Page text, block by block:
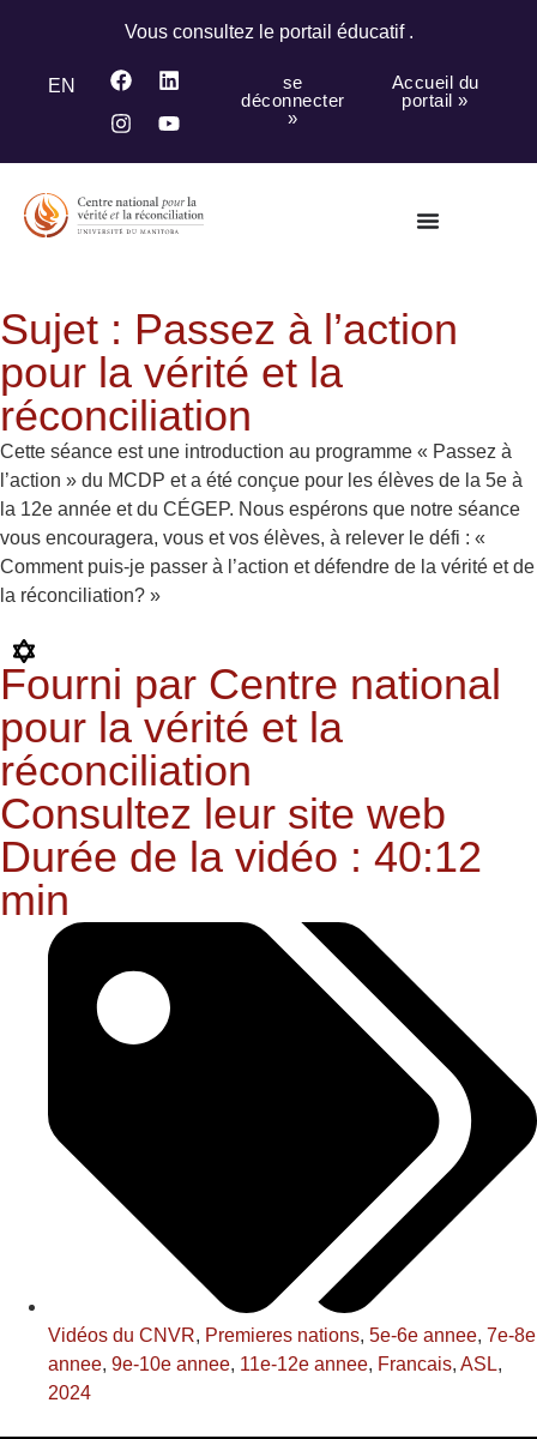
Vous consultez le portail éducatif .
EN
se
déconnecter
»
Accueil du
portail »
Sujet : Passez à l’action
pour la vérité et la
réconciliation
Cette séance est une introduction au programme « Passez à
l’action » du MCDP et a été conçue pour les élèves de la 5e à
la 12e année et du CÉGEP. Nous espérons que notre séance
vous encouragera, vous et vos élèves, à relever le défi : «
Comment puis-je passer à l’action et défendre de la vérité et de
la réconciliation? »
Fourni par Centre national
pour la vérité et la
réconciliation
Consultez leur site web
Durée de la vidéo : 40:12
min
Vidéos du CNVR, Premieres nations, 5e-6e annee, 7e-8e
annee, 9e-10e annee, 11e-12e annee, Francais, ASL,
2024